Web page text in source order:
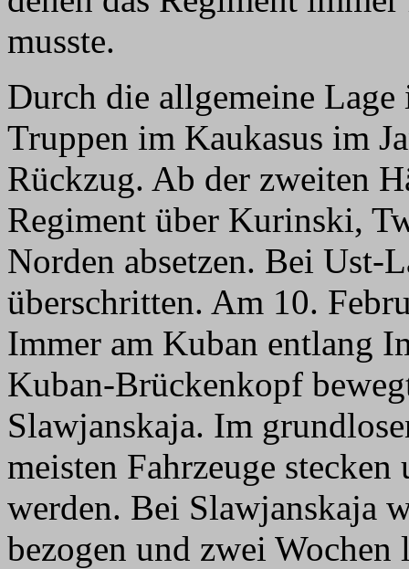
musste.
Durch die allgemeine
Truppen im Kaukasus im
Rückzug. Ab der zweiten
Regiment über Kurinski,
Norden absetzen. Bei Ust-
überschritten. Am 10.
Immer am Kuban entlang
Kuban-Brückenkopf
Slawjanskaja. Im
meisten Fahrzeuge
werden. Bei Slawjanskaja
bezogen und zwei